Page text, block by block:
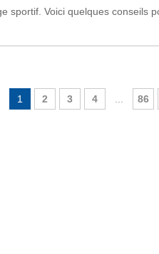
sportif. Voici quelques conseils
1 2 3 4 86